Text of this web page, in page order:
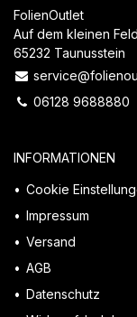
FolienOutlet
Auf dem kleinen
65232 Taunusstein
06128 9688880
INFORMATIONEN
Cookie
Impressum
Versand
AGB
Datenschutz